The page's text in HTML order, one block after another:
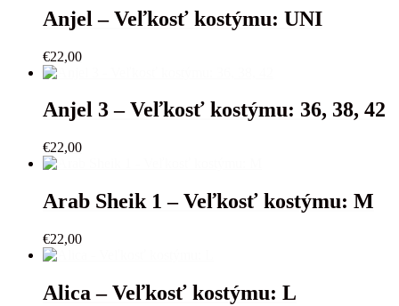
Anjel – Veľkosť kostýmu: UNI
€22,00
Anjel 3 – Veľkosť kostýmu: 36, 38, 42
€22,00
Arab Sheik 1 – Veľkosť kostýmu: M
€22,00
Alica – Veľkosť kostýmu: L